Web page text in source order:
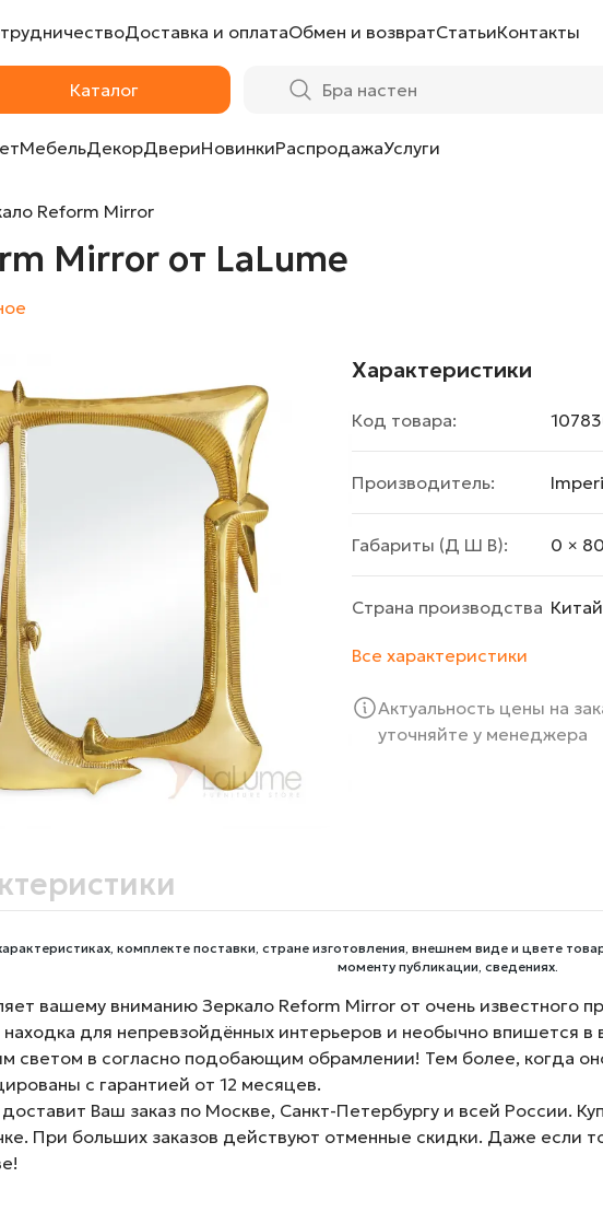
Доставка и оплатаОбмен и возвратСтатьиКонтакты
Каталог
МебельДекорДвериНовинкиРаспродажаУслуги
Reform Mirror
Mirror от LaLume
Характеристики
Код товара:
Производитель:
Габариты (Д Ш В): 0 ×
Страна производства Китай
Все характеристики
Актуальность цены на
уточняйте у менеджера
комплекте поставки, стране изготовления, внешнем виде и цвете
моменту публикации, сведениях.
вашему вниманию Зеркало Reform Mirror от очень известного
для непревзойдённых интерьеров и необычно впишется в
светом в согласно подобающим обрамлении! Тем более, когда
с гарантией от 12 месяцев.
Ваш заказ по Москве, Санкт-Петербургу и всей России.
При больших заказов действуют отменные скидки. Даже если
от LaLume